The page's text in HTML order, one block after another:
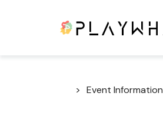
Event Information